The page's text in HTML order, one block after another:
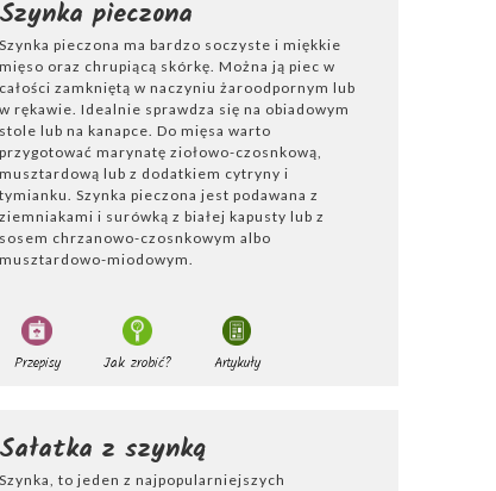
domowej
mielonek. Z
,szynka
że
się
Szynka pieczona
Szynka pieczona ma bardzo soczyste i miękkie
mięso oraz chrupiącą skórkę. Można ją piec w
całości zamkniętą w naczyniu żaroodpornym lub
w rękawie. Idealnie sprawdza się na obiadowym
stole lub na kanapce. Do mięsa warto
przygotować marynatę ziołowo-czosnkową,
musztardową lub z dodatkiem cytryny i
tymianku. Szynka pieczona jest podawana z
ziemniakami i surówką z białej kapusty lub z
sosem chrzanowo-czosnkowym albo
musztardowo-miodowym.
Przepisy Jak zrobić? Artykuły
Sałatka z szynką
Szynka, to jeden z najpopularniejszych